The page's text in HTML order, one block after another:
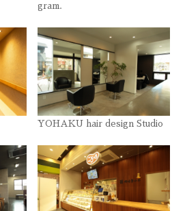
gram.
YOHAKU hair design Studio